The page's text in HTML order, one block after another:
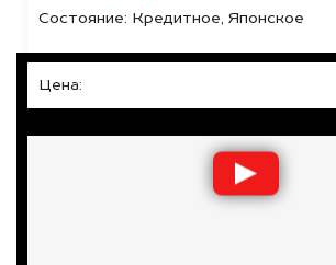
Состояние: Кредитное, Японское
Цена: